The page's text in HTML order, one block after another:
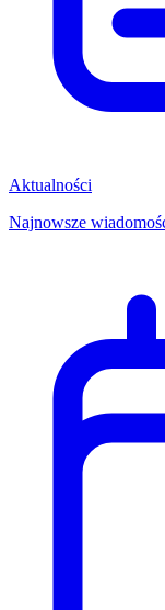
Aktualności
Najnowsze